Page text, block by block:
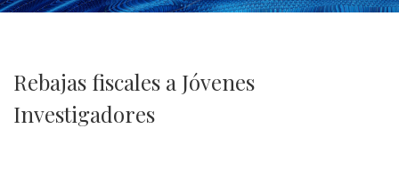
Rebajas fiscales a Jóvenes
Investigadores